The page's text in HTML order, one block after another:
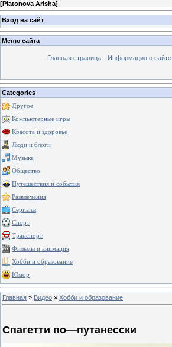
[Platonova Arisha]
Вход на сайт
Меню сайта
Главная страница Информация о сайте
Categories
Другое
Компьютерные игры
Красота и здоровье
Люди и блоги
Музыка
Общество
Путешествия и события
Развлечения
Сериалы
Спорт
Транспорт
Фильмы и анимация
Хобби и образование
Юмор
Главная » Видео » Хобби и образование
Спагетти по—путанесски